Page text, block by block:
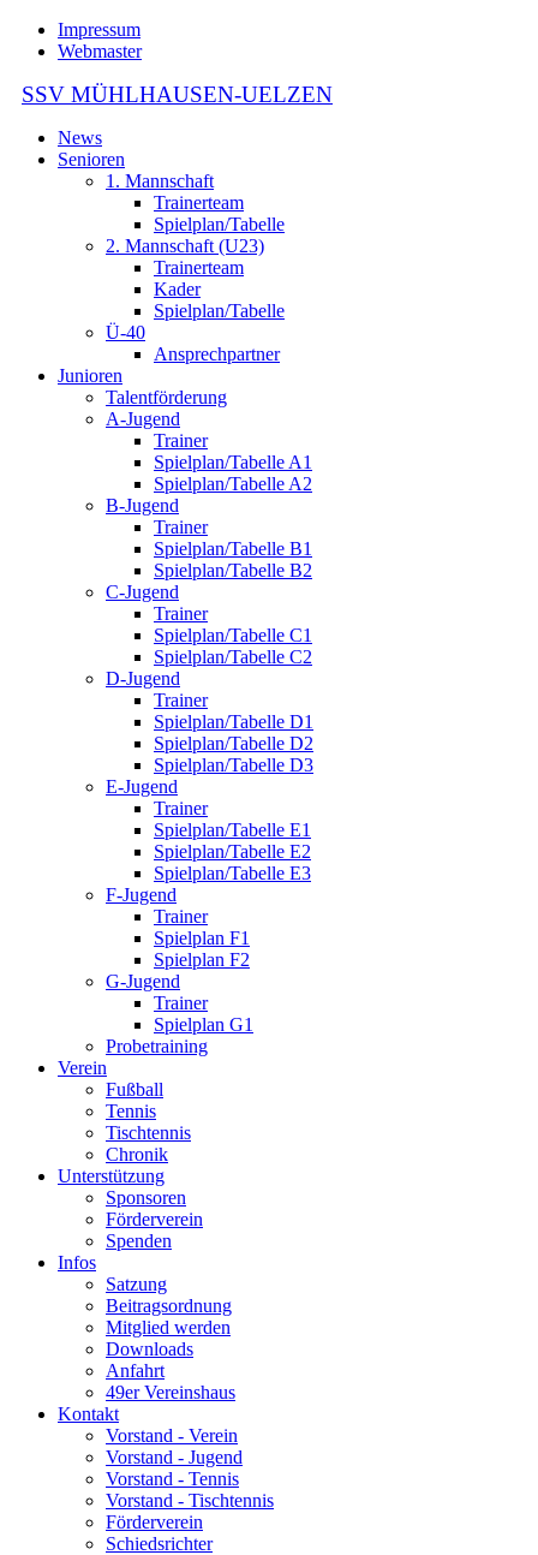
Impressum
Webmaster
SSV MÜHLHAUSEN-UELZEN
News
Senioren
1. Mannschaft
Trainerteam
Spielplan/Tabelle
2. Mannschaft (U23)
Trainerteam
Kader
Spielplan/Tabelle
Ü-40
Ansprechpartner
Junioren
Talentförderung
A-Jugend
Trainer
Spielplan/Tabelle A1
Spielplan/Tabelle A2
B-Jugend
Trainer
Spielplan/Tabelle B1
Spielplan/Tabelle B2
C-Jugend
Trainer
Spielplan/Tabelle C1
Spielplan/Tabelle C2
D-Jugend
Trainer
Spielplan/Tabelle D1
Spielplan/Tabelle D2
Spielplan/Tabelle D3
E-Jugend
Trainer
Spielplan/Tabelle E1
Spielplan/Tabelle E2
Spielplan/Tabelle E3
F-Jugend
Trainer
Spielplan F1
Spielplan F2
G-Jugend
Trainer
Spielplan G1
Probetraining
Verein
Fußball
Tennis
Tischtennis
Chronik
Unterstützung
Sponsoren
Förderverein
Spenden
Infos
Satzung
Beitragsordnung
Mitglied werden
Downloads
Anfahrt
49er Vereinshaus
Kontakt
Vorstand - Verein
Vorstand - Jugend
Vorstand - Tennis
Vorstand - Tischtennis
Förderverein
Schiedsrichter